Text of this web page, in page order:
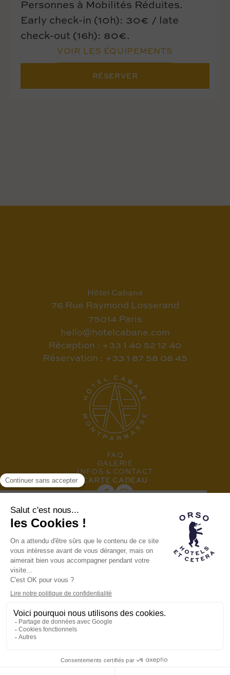
Personnes à Mobilités Réduites.
Early check-in (10h): 30€ / late
check-out (16h): 80€.
VOIR LES ÉQUIPEMENTS
RÉSERVER
Hôtel Cabane
76 Rue Raymond Losserand
75014 Paris
hello@hotelcabane.com
Réception : +33 1 40 52 12 40
Réservation : +33 1 87 58 08 45
FAQ
GALERIE
INFOS & CONTACT
CARTE CADEAU
INSCRIVEZ-VOUS À NOTRE NEWSLETTER
Hôtel membre de la
NOS AUTRES HÔTELS
RECRUTEMENT
HÔTEL CABANE © 2023
POLITIQUE DE CONFIDENTIALITÉ